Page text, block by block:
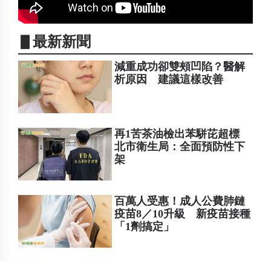
▋最新新聞
減重成功卻雙頰凹陷？醫解
析原因 建議這樣改善
再1苦茶油檢出苯駢芘超標
北市衛生局：全面預防性下
架
百萬人受惠！成人公費肺鏈
疫苗8／10升級 新疫苗接種
「1劑搞定」